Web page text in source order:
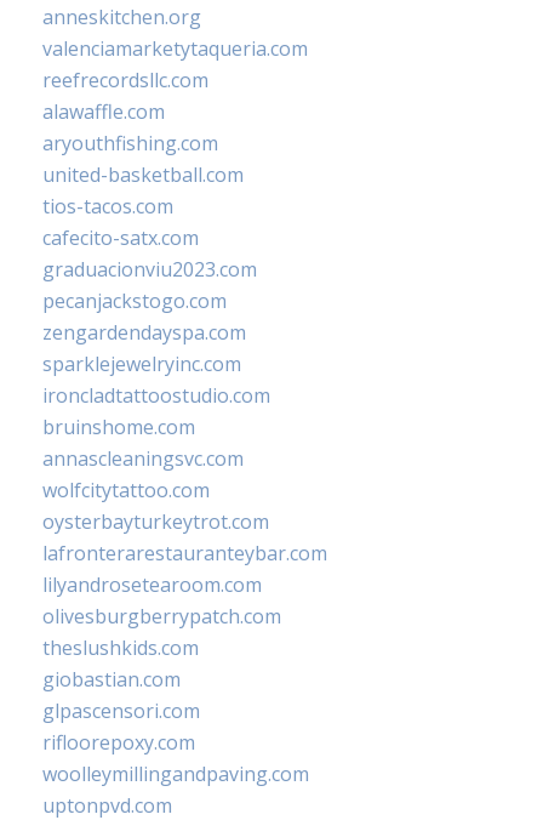
anneskitchen.org
valenciamarketytaqueria.com
reefrecordsllc.com
alawaffle.com
aryouthfishing.com
united-basketball.com
tios-tacos.com
cafecito-satx.com
graduacionviu2023.com
pecanjackstogo.com
zengardendayspa.com
sparklejewelryinc.com
ironcladtattoostudio.com
bruinshome.com
annascleaningsvc.com
wolfcitytattoo.com
oysterbayturkeytrot.com
lafronterarestauranteybar.com
lilyandrosetearoom.com
olivesburgberrypatch.com
theslushkids.com
giobastian.com
glpascensori.com
rifloorepoxy.com
woolleymillingandpaving.com
uptonpvd.com